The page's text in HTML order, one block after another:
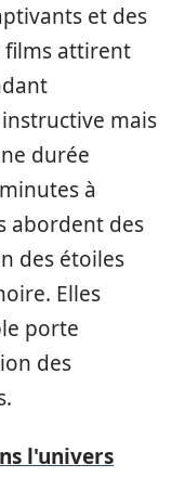
et des
films attirent
mais
durée
à
abordent des
des étoiles
Elles
porte
des
l'univers